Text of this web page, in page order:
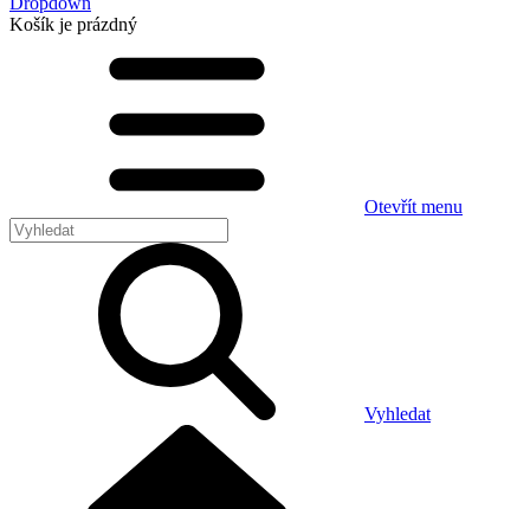
Košík je prázdný
Otevřít menu
Vyhledat